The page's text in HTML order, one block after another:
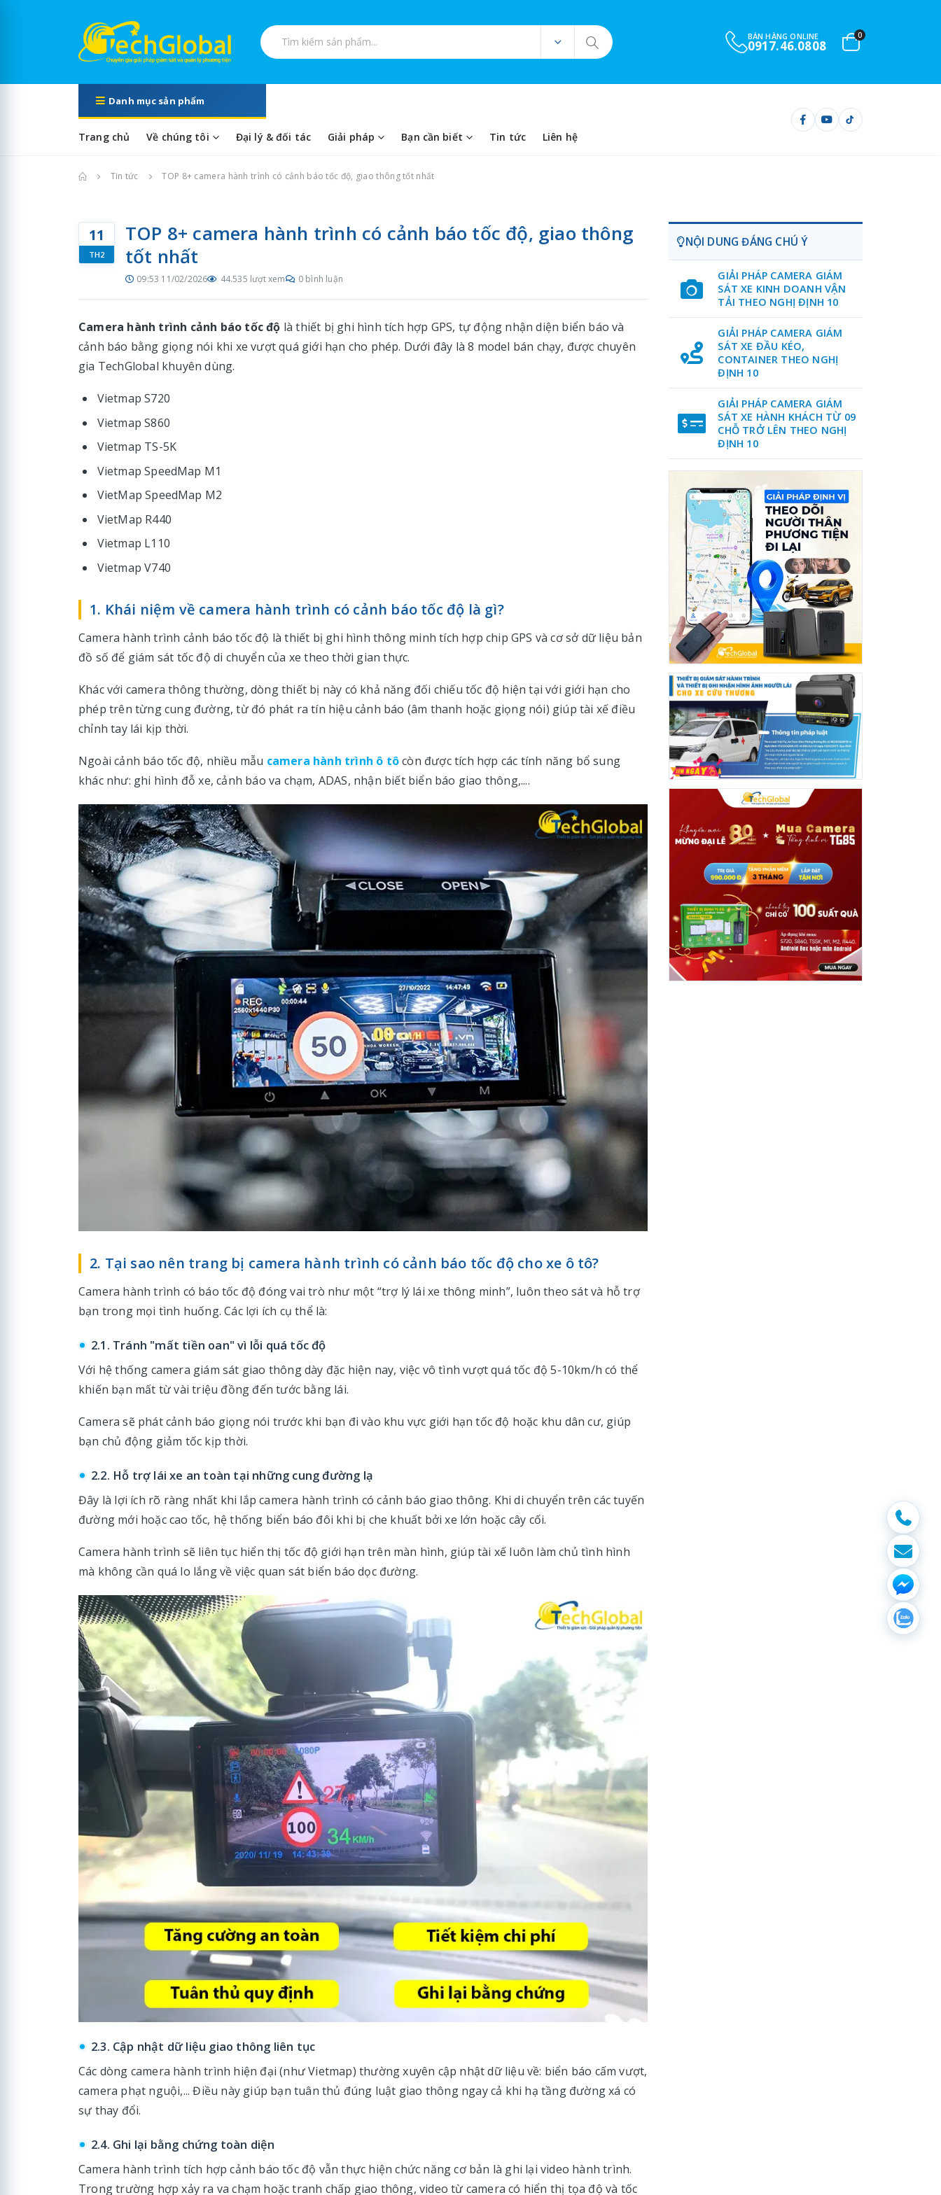
Tìm kiếm sản phẩm
BÁN HÀNG ONLINE
0917.46.0808
0
Danh mục sản phẩm
Trang chủ Về chúng tôi Đại lý & đối tác Giải pháp Bạn cần biết Tin tức Liên hệ
Trang chủ
Tin tức TOP 8+ camera hành trình có cảnh báo tốc độ, giao thông tốt nhất
11
TH2
TOP 8+ camera hành trình có cảnh báo tốc độ, giao thông
tốt nhất
09:53 11/02/2026 44.535 lượt xem 0 bình luận
Camera hành trình cảnh báo tốc độ là thiết bị ghi hình tích hợp GPS, tự động nhận diện biển báo và
cảnh báo bằng giọng nói khi xe vượt quá giới hạn cho phép. Dưới đây là 8 model bán chạy, được chuyên
gia TechGlobal khuyên dùng.
Vietmap S720
Vietmap S860
Vietmap TS-5K
Vietmap SpeedMap M1
VietMap SpeedMap M2
VietMap R440
Vietmap L110
Vietmap V740
1. Khái niệm về camera hành trình có cảnh báo tốc độ là gì?
Camera hành trình cảnh báo tốc độ là thiết bị ghi hình thông minh tích hợp chip GPS và cơ sở dữ liệu bản
đồ số để giám sát tốc độ di chuyển của xe theo thời gian thực.
Khác với camera thông thường, dòng thiết bị này có khả năng đối chiếu tốc độ hiện tại với giới hạn cho
phép trên từng cung đường, từ đó phát ra tín hiệu cảnh báo (âm thanh hoặc giọng nói) giúp tài xế điều
chỉnh tay lái kịp thời.
Ngoài cảnh báo tốc độ, nhiều mẫu camera hành trình ô tôcòn được tích hợp các tính năng bổ sung
khác như: ghi hình đỗ xe, cảnh báo va chạm, ADAS, nhận biết biển báo giao thông,....
2. Tại sao nên trang bị camera hành trình có cảnh báo tốc độ cho xe ô tô?
Camera hành trình có báo tốc độ đóng vai trò như một “trợ lý lái xe thông minh”, luôn theo sát và hỗ trợ
bạn trong mọi tình huống. Các lợi ích cụ thể là:
2.1. Tránh "mất tiền oan" vì lỗi quá tốc độ
Với hệ thống camera giám sát giao thông dày đặc hiện nay, việc vô tình vượt quá tốc độ 5-10km/h có thể
khiến bạn mất từ vài triệu đồng đến tước bằng lái.
Camera sẽ phát cảnh báo giọng nói trước khi bạn đi vào khu vực giới hạn tốc độ hoặc khu dân cư, giúp
bạn chủ động giảm tốc kịp thời.
2.2. Hỗ trợ lái xe an toàn tại những cung đường lạ
Đây là lợi ích rõ ràng nhất khi lắp camera hành trình có cảnh báo giao thông. Khi di chuyển trên các tuyến
đường mới hoặc cao tốc, hệ thống biển báo đôi khi bị che khuất bởi xe lớn hoặc cây cối.
Camera hành trình sẽ liên tục hiển thị tốc độ giới hạn trên màn hình, giúp tài xế luôn làm chủ tình hình
mà không cần quá lo lắng về việc quan sát biển báo dọc đường.
2.3. Cập nhật dữ liệu giao thông liên tục
Các dòng camera hành trình hiện đại (như Vietmap) thường xuyên cập nhật dữ liệu về: biển báo cấm vượt,
camera phạt nguội,... Điều này giúp bạn tuân thủ đúng luật giao thông ngay cả khi hạ tầng đường xá có
sự thay đổi.
2.4. Ghi lại bằng chứng toàn diện
Camera hành trình tích hợp cảnh báo tốc độ vẫn thực hiện chức năng cơ bản là ghi lại video hành trình.
Trong trường hợp xảy ra va chạm hoặc tranh chấp giao thông, video từ camera có hiển thị tọa độ và tốc
NỘI DUNG ĐÁNG CHÚ Ý
GIẢI PHÁP CAMERA GIÁM
SÁT XE KINH DOANH VẬN
TẢI THEO NGHỊ ĐỊNH 10
GIẢI PHÁP CAMERA GIÁM
SÁT XE ĐẦU KÉO,
CONTAINER THEO NGHỊ
ĐỊNH 10
GIẢI PHÁP CAMERA GIÁM
SÁT XE HÀNH KHÁCH TỪ 09
CHỖ TRỞ LÊN THEO NGHỊ
ĐỊNH 10